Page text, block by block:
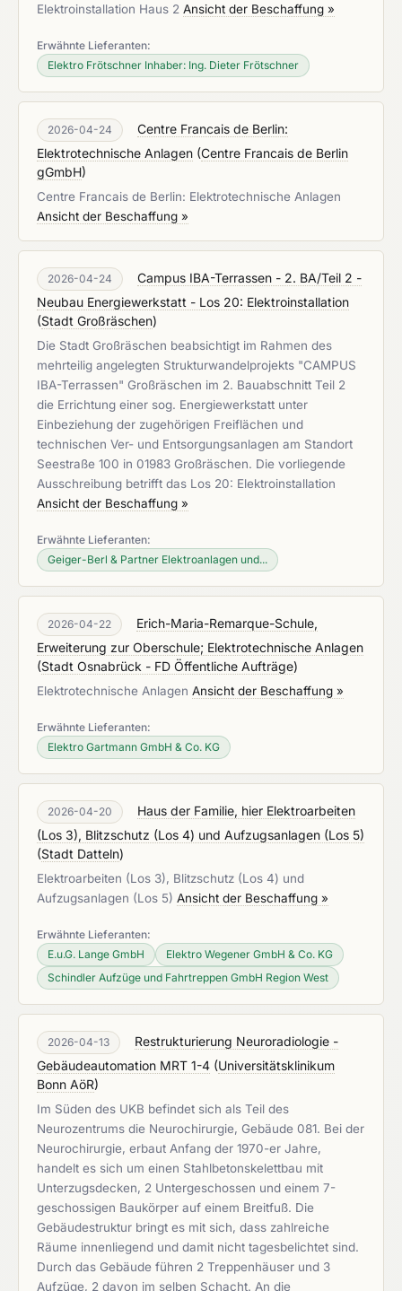
Elektroinstallation Haus 2 Ansicht der Beschaffung »
Erwähnte Lieferanten:
Elektro Frötschner Inhaber: Ing. Dieter Frötschner
2026-04-24
Centre Francais de Berlin:
Elektrotechnische Anlagen (Centre Francais de Berlin
gGmbH)
Centre Francais de Berlin: Elektrotechnische Anlagen
Ansicht der Beschaffung »
2026-04-24
Campus IBA-Terrassen - 2. BA/Teil 2 -
Neubau Energiewerkstatt - Los 20: Elektroinstallation
(Stadt Großräschen)
Die Stadt Großräschen beabsichtigt im Rahmen des
mehrteilig angelegten Strukturwandelprojekts "CAMPUS
IBA-Terrassen" Großräschen im 2. Bauabschnitt Teil 2
die Errichtung einer sog. Energiewerkstatt unter
Einbeziehung der zugehörigen Freiflächen und
technischen Ver- und Entsorgungsanlagen am Standort
Seestraße 100 in 01983 Großräschen. Die vorliegende
Ausschreibung betrifft das Los 20: Elektroinstallation
Ansicht der Beschaffung »
Erwähnte Lieferanten:
Geiger-Berl & Partner Elektroanlagen und...
2026-04-22
Erich-Maria-Remarque-Schule,
Erweiterung zur Oberschule; Elektrotechnische Anlagen
(Stadt Osnabrück - FD Öffentliche Aufträge)
Elektrotechnische Anlagen Ansicht der Beschaffung »
Erwähnte Lieferanten:
Elektro Gartmann GmbH & Co. KG
2026-04-20
Haus der Familie, hier Elektroarbeiten
(Los 3), Blitzschutz (Los 4) und Aufzugsanlagen (Los 5)
(Stadt Datteln)
Elektroarbeiten (Los 3), Blitzschutz (Los 4) und
Aufzugsanlagen (Los 5) Ansicht der Beschaffung »
Erwähnte Lieferanten:
E.u.G. Lange GmbH
Elektro Wegener GmbH & Co. KG
Schindler Aufzüge und Fahrtreppen GmbH Region West
2026-04-13
Restrukturierung Neuroradiologie -
Gebäudeautomation MRT 1-4 (Universitätsklinikum
Bonn AöR)
Im Süden des UKB befindet sich als Teil des
Neurozentrums die Neurochirurgie, Gebäude 081. Bei der
Neurochirurgie, erbaut Anfang der 1970-er Jahre,
handelt es sich um einen Stahlbetonskelettbau mit
Unterzugsdecken, 2 Untergeschossen und einem 7-
geschossigen Baukörper auf einem Breitfuß. Die
Gebäudestruktur bringt es mit sich, dass zahlreiche
Räume innenliegend und damit nicht tagesbelichtet sind.
Durch das Gebäude führen 2 Treppenhäuser und 3
Aufzüge, 2 davon im selben Schacht. An die